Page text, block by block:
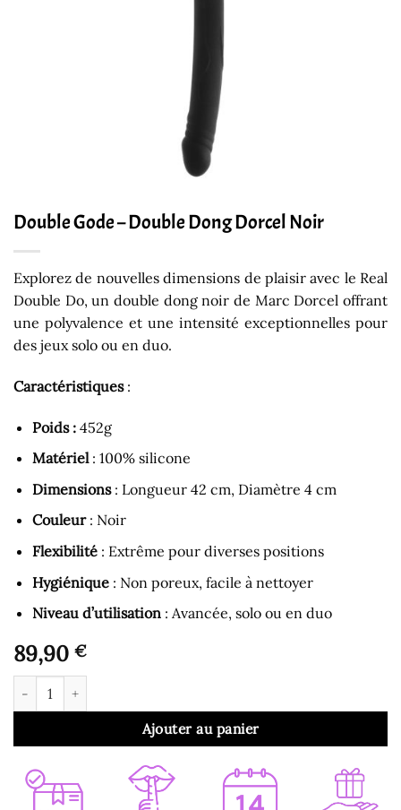
Double Gode – Double Dong Dorcel Noir
Explorez de nouvelles dimensions de plaisir avec le Real
Double Do, un double dong noir de Marc Dorcel offrant
une polyvalence et une intensité exceptionnelles pour
des jeux solo ou en duo.
Caractéristiques:
Poids :452g
Matériel: 100% silicone
Dimensions: Longueur 42 cm, Diamètre 4 cm
Couleur: Noir
Flexibilité: Extrême pour diverses positions
Hygiénique: Non poreux, facile à nettoyer
Niveau d’utilisation: Avancée, solo ou en duo
89,90 €
quantité de Double Gode - Double Dong Dorcel Noir
Ajouter au panier